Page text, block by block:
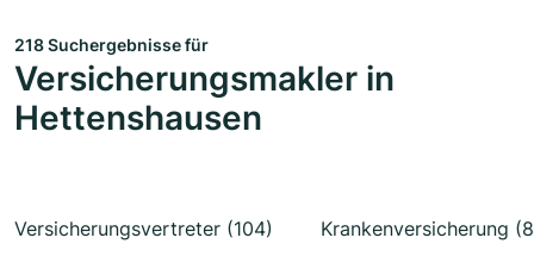
218 Suchergebnisse für
Versicherungsmakler in
Hettenshausen
Versicherungsvertreter (104) Krankenversicherung